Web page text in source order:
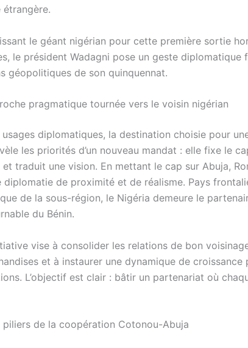
le géant nigérian pour cette première sortie
le président Wadagni pose un geste diplomatique
géopolitiques de son quinquennat.
pragmatique tournée vers le voisin nigérian
usages diplomatiques, la destination choisie pour
les priorités d’un nouveau mandat : elle fixe le
et traduit une vision. En mettant le cap sur Abuja,
diplomatie de proximité et de réalisme. Pays
de la sous-région, le Nigéria demeure le
du Bénin.
vise à consolider les relations de bon
et à instaurer une dynamique de croissance
L’objectif est clair : bâtir un partenariat où
piliers de la coopération Cotonou-Abuja